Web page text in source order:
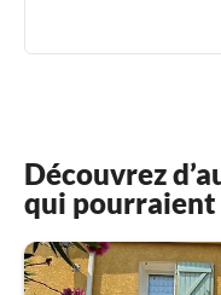
Découvrez
qui